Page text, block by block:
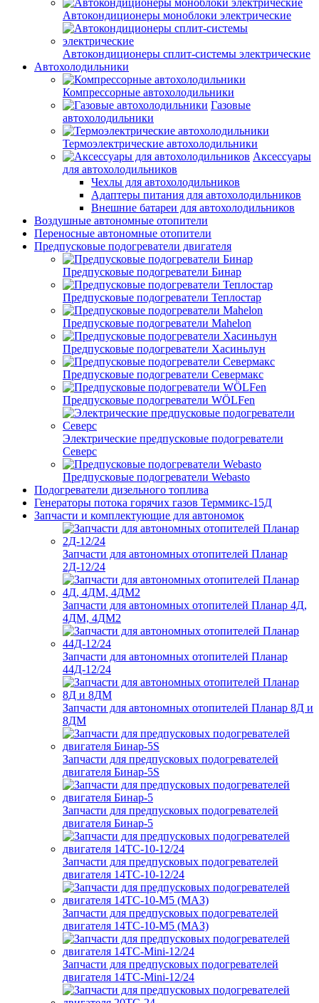
Автокондиционеры моноблоки электрические
Автокондиционеры сплит-системы электрические
Автохолодильники
Компрессорные автохолодильники
Газовые
автохолодильники
Термоэлектрические автохолодильники
Аксессуары
для автохолодильников
Чехлы для автохолодильников
Адаптеры питания для автохолодильников
Внешние батареи для автохолодильников
Воздушные автономные отопители
Переносные автономные отопители
Предпусковые подогреватели двигателя
Предпусковые подогреватели Бинар
Предпусковые подогреватели Теплостар
Предпусковые подогреватели Mahelon
Предпусковые подогреватели Хасиньлун
Предпусковые подогреватели Севермакс
Предпусковые подогреватели WÖLFen
Электрические предпусковые подогреватели
Северс
Предпусковые подогреватели Webasto
Подогреватели дизельного топлива
Генераторы потока горячих газов Терммикс-15Д
Запчасти и комплектующие для автономок
Запчасти для автономных отопителей Планар
2Д-12/24
Запчасти для автономных отопителей Планар 4Д,
4ДМ, 4ДМ2
Запчасти для автономных отопителей Планар
44Д-12/24
Запчасти для автономных отопителей Планар 8Д и
8ДМ
Запчасти для предпусковых подогревателей
двигателя Бинар-5S
Запчасти для предпусковых подогревателей
двигателя Бинар-5
Запчасти для предпусковых подогревателей
двигателя 14ТС-10-12/24
Запчасти для предпусковых подогревателей
двигателя 14ТС-10-М5 (МАЗ)
Запчасти для предпусковых подогревателей
двигателя 14ТС-Mini-12/24